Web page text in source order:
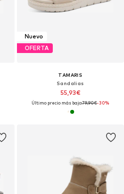
Nuevo
OFERTA
TAMARIS
Sandalias
55,93€
Último precio más bajo:79,90€-30%